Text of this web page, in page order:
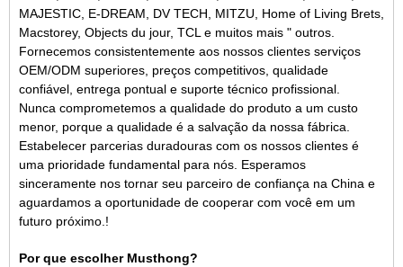
MAJESTIC, E-DREAM, DV TECH, MITZU, Home of Living Brets,
Macstorey, Objects du jour, TCL e muitos mais " outros.
Fornecemos consistentemente aos nossos clientes serviços
OEM/ODM superiores, preços competitivos, qualidade
confiável, entrega pontual e suporte técnico profissional.
Nunca comprometemos a qualidade do produto a um custo
menor, porque a qualidade é a salvação da nossa fábrica.
Estabelecer parcerias duradouras com os nossos clientes é
uma prioridade fundamental para nós. Esperamos
sinceramente nos tornar seu parceiro de confiança na China e
aguardamos a oportunidade de cooperar com você em um
futuro próximo.!
Por que escolher Musthong?